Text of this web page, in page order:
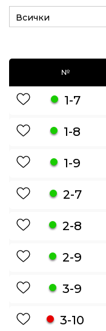
Всички
№
1-7
1-8
1-9
2-7
2-8
2-9
3-9
3-10